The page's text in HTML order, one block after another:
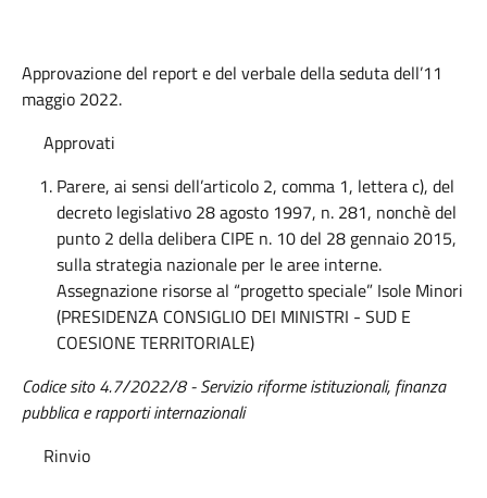
Approvazione del report e del verbale della seduta dell’11
maggio 2022.
Approvati
Parere, ai sensi dell’articolo 2, comma 1, lettera c), del
decreto legislativo 28 agosto 1997, n. 281, nonchè del
punto 2 della delibera CIPE n. 10 del 28 gennaio 2015,
sulla strategia nazionale per le aree interne.
Assegnazione risorse al “progetto speciale” Isole Minori
(PRESIDENZA CONSIGLIO DEI MINISTRI - SUD E
COESIONE TERRITORIALE)
Codice sito 4.7/2022/8 - Servizio riforme istituzionali, finanza
pubblica e rapporti internazionali
Rinvio